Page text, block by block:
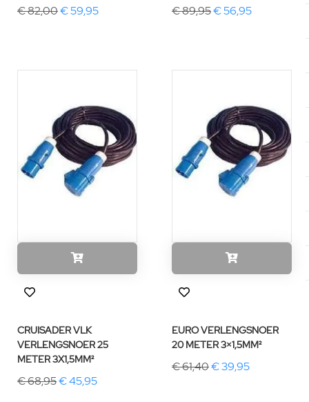
€ 82,00€ 59,95 € 89,95€ 56,95
CRUISADER VLK
VERLENGSNOER 25
METER 3X1,5MM²
€ 68,95€ 45,95
EURO VERLENGSNOER
20 METER 3×1,5MM²
€ 61,40€ 39,95